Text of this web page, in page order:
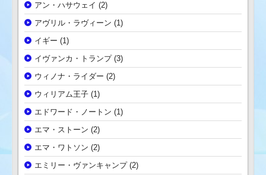
アン・ハサウェイ (2)
アヴリル・ラヴィーン (1)
イギー (1)
イヴァンカ・トランプ(3)
ウィノナ・ライダー (2)
ウィリアム王子 (1)
エドワード・ノートン (1)
エマ・ストーン (2)
エマ・ワトソン (2)
エミリー・ヴァンキャンプ(2)